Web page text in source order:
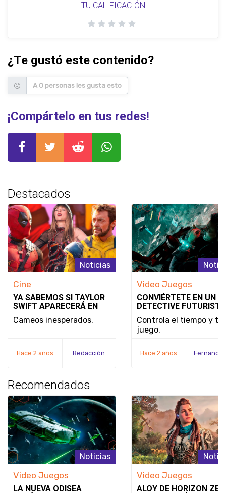
TU CALIFICACIÓN
¿Te gustó este contenido?
A 0 personas les gusta esto
¡Compártelo en tus redes!
Destacados
Noticias
Cine
YA SABEMOS SI TAYLOR
SWIFT APARECERÁ EN
DEADPOOL & WOLVERINE
Cameos inesperados.
Hace 2 años Redacción
Video Juegos
CONVIÉRTETE EN UN
DETECTIVE
SE REVELA EL MODO
JUEGO Y LA FECHA DE
LANZAMIENTO DE
Controla el tiempo y tu
juego.
Hace 2 años
Recomendados
Noticias
Video Juegos
LA NUEVA ODISEA
Video Juegos
ALOY DE HORIZON